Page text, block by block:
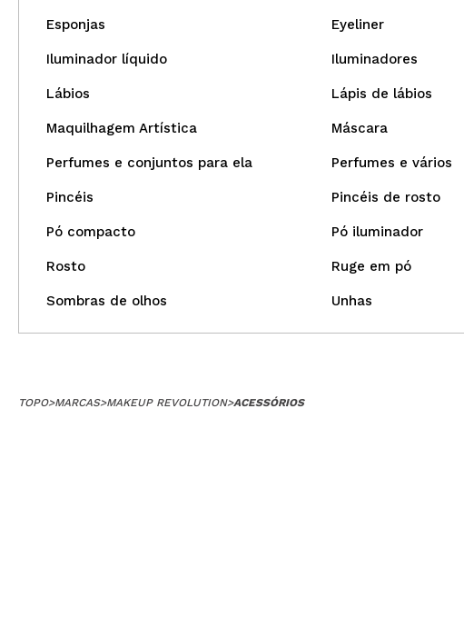
Esponjas Eyeliner
Iluminador líquido Iluminadores
Lábios Lápis de lábios
Maquilhagem Artística Máscara
Perfumes e conjuntos para ela Perfumes e vários
Pincéis Pincéis de rosto
Pó compacto Pó iluminador
Rosto Ruge em pó
Sombras de olhos Unhas
TOPO>MARCAS>MAKEUP REVOLUTION>ACESSÓRIOS